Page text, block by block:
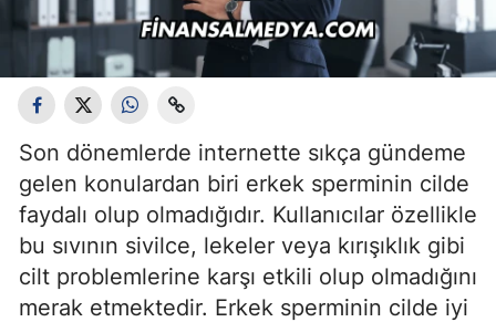
Son dönemlerde internette sıkça gündeme
gelen konulardan biri erkek sperminin cilde
faydalı olup olmadığıdır. Kullanıcılar özellikle
bu sıvının sivilce, lekeler veya kırışıklık gibi
cilt problemlerine karşı etkili olup olmadığını
merak etmektedir. Erkek sperminin cilde iyi